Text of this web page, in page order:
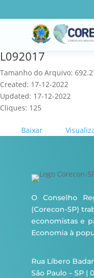
L092017
Tamanho do Arquivo:
Created: 17-12-2022
Updated: 17-12-2022
Cliques: 125
Baixar
O Conselho
(Corecon-SP)
economistas e
Economia à
Rua Líbero
São Paulo – SP |